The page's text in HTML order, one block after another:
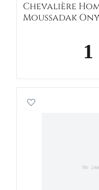
Chevalière
Moussadak